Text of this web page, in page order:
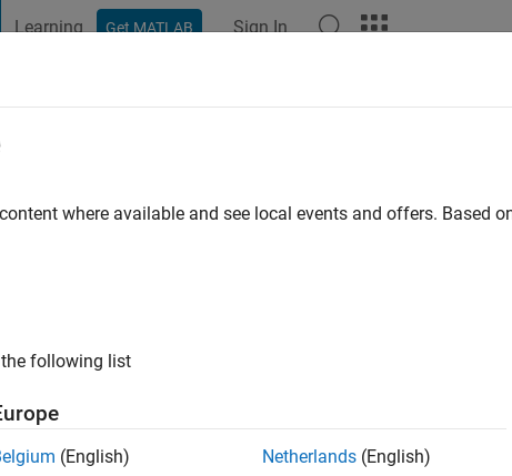
Learning Get MATLAB Sign In
ago|Active since 2016
where available and see local events and offers. Based
following list
(English)
Netherlands (English)